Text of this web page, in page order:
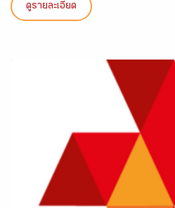
ดูรายละเอียด